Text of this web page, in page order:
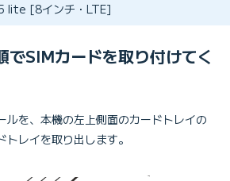
lite [8インチ・LTE]
でSIMカードを取り付けてく
ルを、本機の左上側面のカードトレイの
トレイを取り出します。